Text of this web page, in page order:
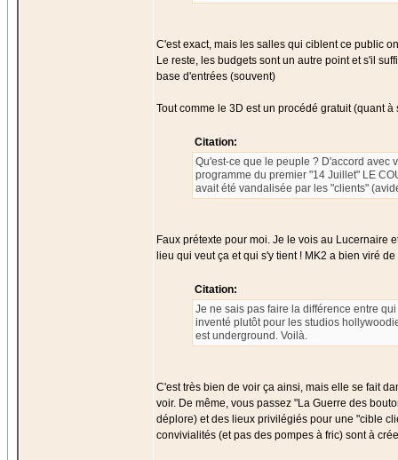
C'est exact, mais les salles qui ciblent ce public
Le reste, les budgets sont un autre point et s'il
base d'entrées (souvent)
Tout comme le 3D est un procédé gratuit (quant
Citation:
Qu'est-ce que le peuple ? D'accord avec
programme du premier "14 Juillet" LE
avait été vandalisée par les "clients"
Faux prétexte pour moi. Je le vois au Lucernaire
lieu qui veut ça et qui s'y tient ! MK2 a bien viré
Citation:
Je ne sais pas faire la différence entre
inventé plutôt pour les studios
est underground. Voilà.
C'est très bien de voir ça ainsi, mais elle se fait
voir. De même, vous passez "La Guerre des
déplore) et des lieux privilégiés pour une "cible
convivialités (et pas des pompes à fric) sont à